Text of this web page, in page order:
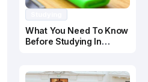
What You Need To Know
Before Studying In